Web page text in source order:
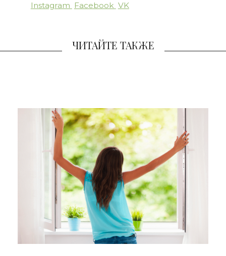
Instagram Facebook VK
ЧИТАЙТЕ ТАКЖЕ